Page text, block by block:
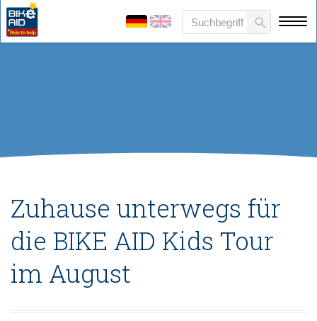
Zuhause unterwegs für
die BIKE AID Kids Tour
im August